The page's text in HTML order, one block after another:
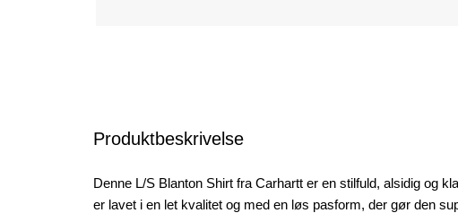
Produktbeskrivelse
Denne L/S Blanton Shirt fra Carhartt er en stilfuld, alsidig og
er lavet i en let kvalitet og med en løs pasform, der gør den